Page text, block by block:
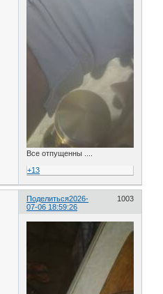
Все отпущенны ....
+13
Поделиться 1003
2026-
07-06 18:59:26